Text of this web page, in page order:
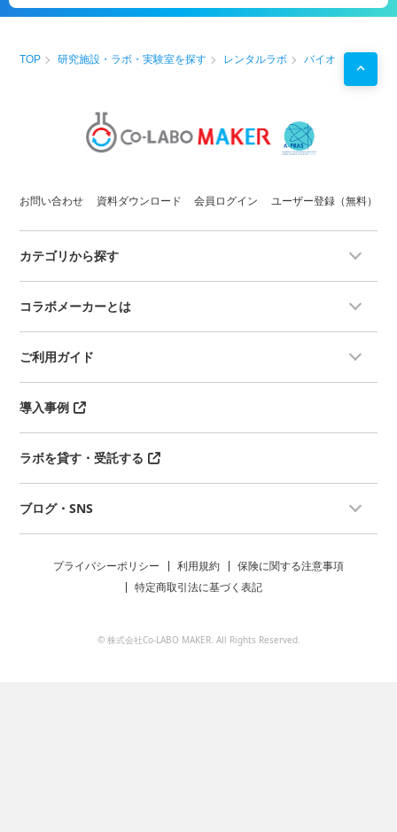
TOP 研究施設・ラボ・実験室を探す レンタルラボ バイオ
お問い合わせ 資料ダウンロード 会員ログイン ユーザー登録（無料）
カテゴリから探す
コラボメーカーとは
ご利用ガイド
導入事例
ラボを貸す・受託する
ブログ・SNS
プライバシーポリシー 利用規約
保険に関する注意事項
特定商取引法に基づく表記
© 株式会社Co-LABO MAKER. All Rights Reserved.